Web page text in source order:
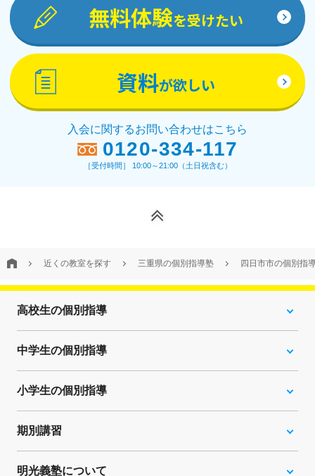
無料体験を受けたい
資料が欲しい
入会に関するお問い合わせはこちら
0120-334-117
［受付時間］ 10:00～21:00（土日祝含む）
近くの教室を探す 三重県の個別指導塾 四日市市の個別指
高校生の個別指導
中学生の個別指導
小学生の個別指導
期別講習
明光義塾について